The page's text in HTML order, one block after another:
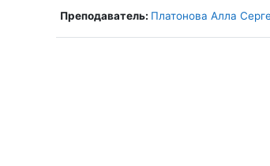
Преподаватель: Платонова Алла